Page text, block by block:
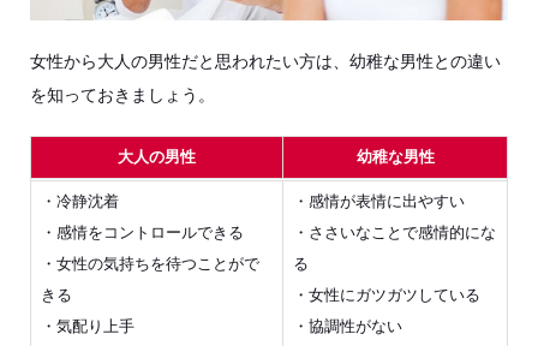
女性から大人の男性だと思われたい方は、幼稚な男性との違い
を知っておきましょう。
大人の男性 幼稚な男性
・冷静沈着
・感情をコントロールできる
・女性の気持ちを待つことがで
きる
・気配り上手
・感情が表情に出やすい
・ささいなことで感情的にな
る
・女性にガツガツしている
・協調性がない